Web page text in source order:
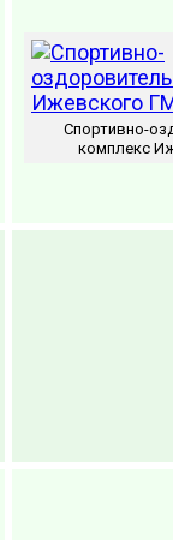
Спортивно-
комплекс